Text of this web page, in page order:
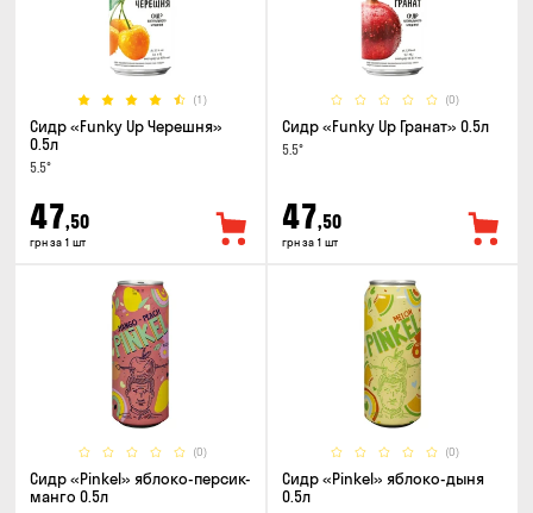
(1)
Сидр «Funky Up Черешня»
0.5л
5.5°
47,50
грн за 1 шт
(0)
Сидр «Funky Up Гранат» 0.5л
5.5°
47,50
грн за 1 шт
(0)
Сидр «Pinkel» яблоко-персик-
манго 0.5л
(0)
Сидр «Pinkel» яблоко-дыня
0.5л